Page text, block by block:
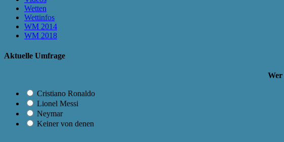
Wetten
Wettinfos
WM 2014
WM 2018
Aktuelle Umfrage
Wer
Cristiano Ronaldo
Lionel Messi
Neymar
Keiner von denen